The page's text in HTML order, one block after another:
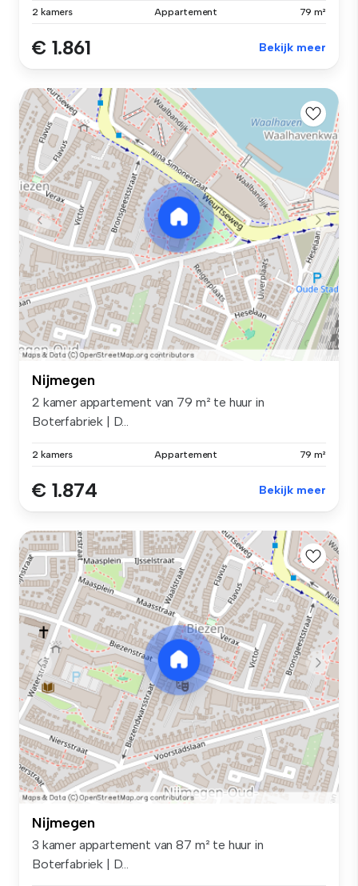
2 kamers Appartement 79 m²
€ 1.861 Bekijk meer
Nijmegen
2 kamer appartement van 79 m² te huur in
Boterfabriek | D...
2 kamers Appartement 79 m²
€ 1.874 Bekijk meer
Nijmegen
3 kamer appartement van 87 m² te huur in
Boterfabriek | D...